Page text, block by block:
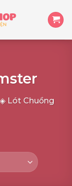
Lót Chuồng